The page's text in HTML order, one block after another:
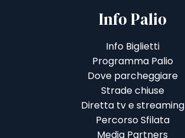
Info Palio
Info Biglietti
Programma Palio
Dove parcheggiare
Strade chiuse
Diretta tv e streaming
Percorso Sfilata
Media Partners